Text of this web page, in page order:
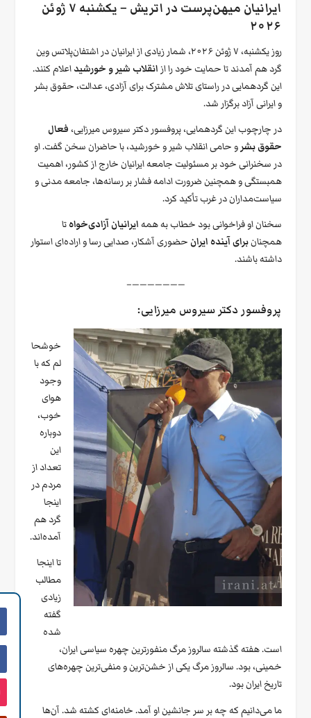
ایرانیان میهن‌پرست در اتریش – یکشنبه ۷ ژوئن
۲۰۲۶
روز یکشنبه، ۷ ژوئن ۲۰۲۶، شمار زیادی از ایرانیان در اشتفان‌پلاتس وین
گرد هم آمدند تا حمایت خود را از انقلاب شیر و خورشیداعلام کنند.
این گردهمایی در راستای تلاش مشترک برای آزادی، عدالت، حقوق بشر
و ایرانی آزاد برگزار شد.
در چارچوب این گردهمایی، پروفسور دکتر سیروس میرزایی، فعال
حقوق بشر و حامی انقلاب شیر و خورشید، با حاضران سخن گفت. او
در سخنرانی خود بر مسئولیت جامعه ایرانیان خارج از کشور، اهمیت
همبستگی و همچنین ضرورت ادامه فشار بر رسانه‌ها، جامعه مدنی و
سیاست‌مداران در غرب تأکید کرد.
سخنان او فراخوانی بود خطاب به همهایرانیان آزادی‌خواهتا
همچنانبرای آینده ایران حضوری آشکار، صدایی رسا و اراده‌ای استوار
داشته باشند.
———————–
پروفسور دکتر سیروس میرزایی:
خوشحا
لم که با
وجود
هوای
خوب،
دوباره
این
تعداد از
مردم در
اینجا
گرد هم
آمده‌اند.
تا اینجا
مطالب
زیادی
گفته
شده
است. هفته گذشته سالروز مرگ منفورترین چهره سیاسی ایران،
خمینی، بود. سالروز مرگ یکی از خشن‌ترین و منفی‌ترین چهره‌های
تاریخ ایران بود.
ما می‌دانیم که چه بر سر جانشین او آمد. خامنه‌ای کشته شد. آن‌ها